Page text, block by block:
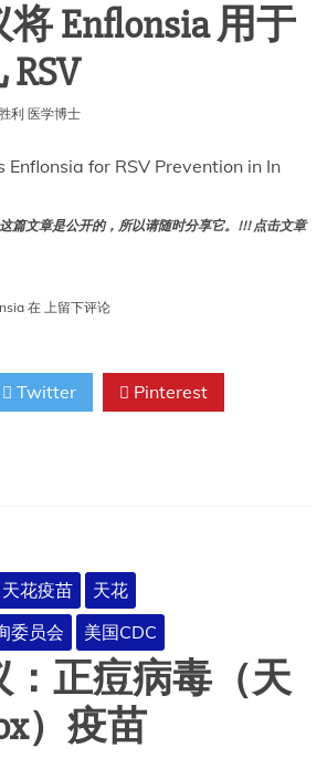
将 Enflonsia 用于
利 医学博士
Enflonsia for RSV Prevention in In
篇文章是公开的，所以请随时分享它。!!! 点击文章
在 ACIP
将
Enflonsia
用
上留下评论
Twitter Pinterest
天花疫苗
天花
委员会
美国CDC
：正痘病毒（天
）疫苗